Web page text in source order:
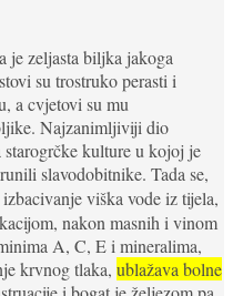
je zeljasta biljka jakoga
su trostruko perasti i
a cvjetovi su mu
Najzanimljiviji dio
starogrčke kulture u kojoj je
slavodobitnike. Tada se,
viška vode iz tijela,
nakon masnih i vinom
A, C, E i mineralima,
krvnog tlaka, ublažava bolne